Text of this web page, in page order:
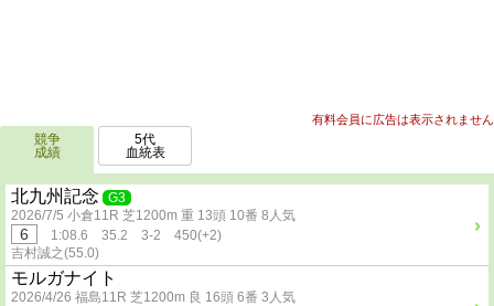
有料会員に広告は表示されません
競争
成績
5代
血統表
北九州記念
G3
2026/7/5 小倉11R 芝1200m 重 13頭 10番 8人気
6
1:08.6 35.2 3-2 450(+2)
吉村誠之(55.0)
モルガナイト
2026/4/26 福島11R 芝1200m 良 16頭 6番 3人気